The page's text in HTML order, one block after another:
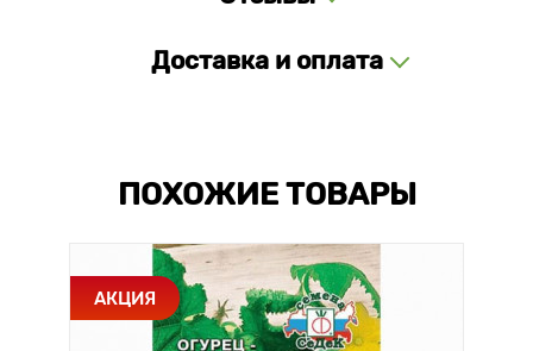
Доставка и оплата
ПОХОЖИЕ ТОВАРЫ
АКЦИЯ